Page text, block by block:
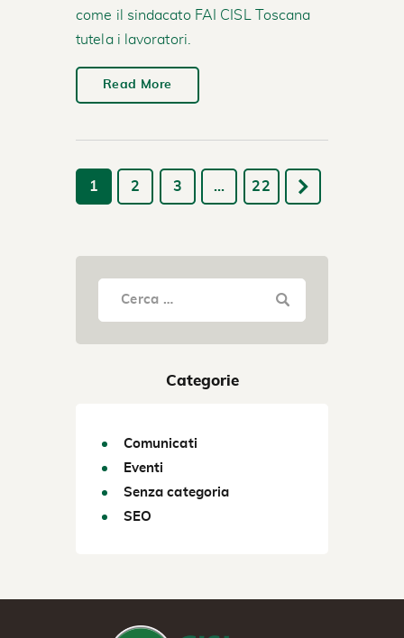
come il sindacato FAI CISL Toscana
tutela i lavoratori.
Read More
1 2 3 … 22
Categorie
Comunicati
Eventi
Senza categoria
SEO